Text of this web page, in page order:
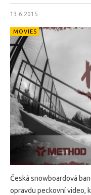
13.6.2015
MOVIES
Česká snowboardová
opravdu peckovní video,